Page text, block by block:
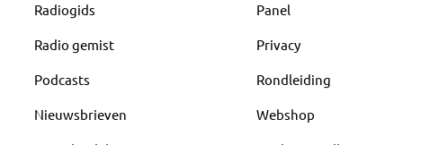
Radiogids
Radio gemist
Podcasts
Nieuwsbrieven
Panel
Privacy
Rondleiding
Webshop